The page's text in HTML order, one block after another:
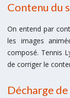
Contenu du
On entend par
les images
composé. Tennis
de corriger le
Décharge